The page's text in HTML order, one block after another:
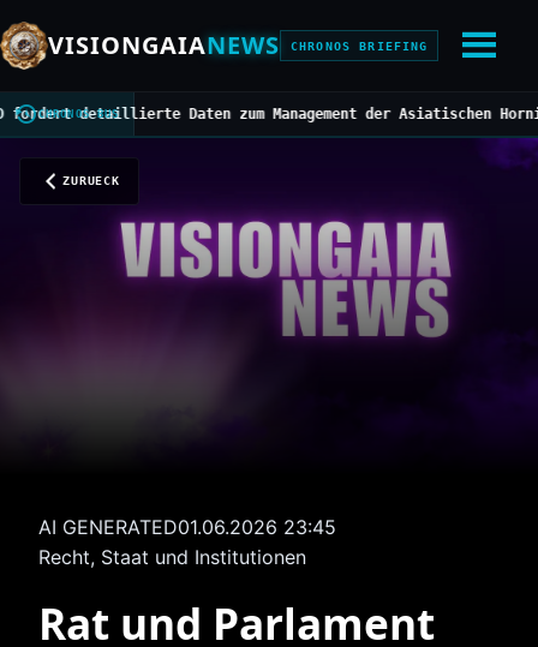
VISIONGAIANEWS CHRONOS BRIEFING
CHRONOS BUS
detaillierte Daten zum Management der Asiatischen Hornisse///
ZURUECK
AI GENERATED01.06.2026 23:45
Recht, Staat und Institutionen
Rat und Parlament